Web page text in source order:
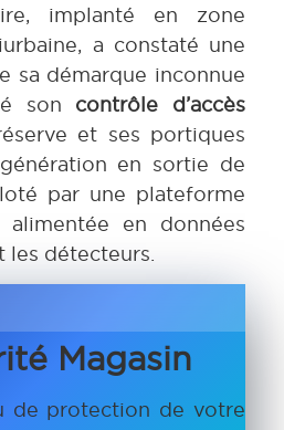
implanté en zone
a constaté une
sa démarque inconnue
son contrôle d’accès
et ses portiques
en sortie de
par une plateforme
en données
les détecteurs.
Magasin
de protection de votre